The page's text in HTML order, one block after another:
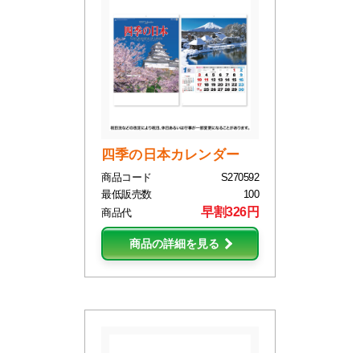
四季の日本カレンダー
商品コード
S270592
最低販売数
100
商品代
早割326円
商品の詳細を見る